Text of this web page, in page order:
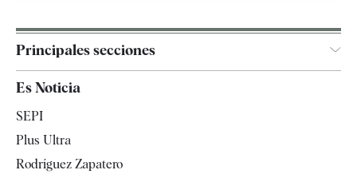
Principales secciones
Es Noticia
SEPI
Plus Ultra
Rodríguez Zapatero